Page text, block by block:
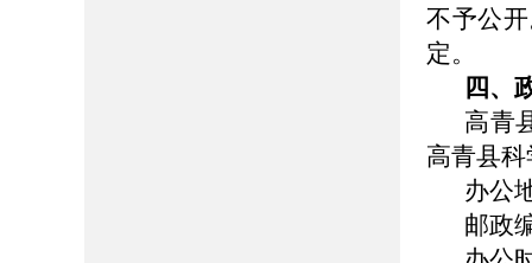
不予公
定。
四、
高青
高青县
办公
邮政